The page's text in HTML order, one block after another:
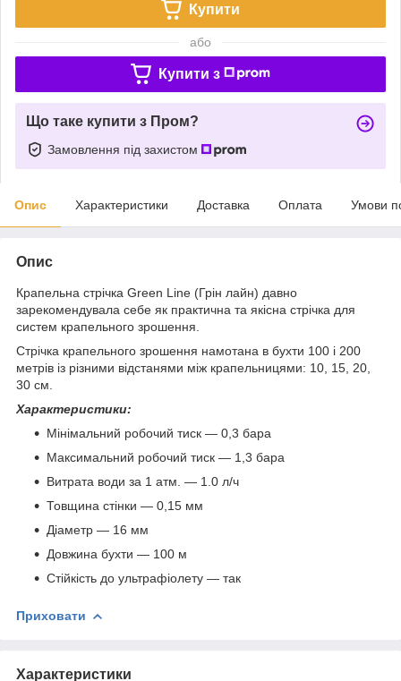
Купити
або
Купити з
Що таке купити з Пром?
Замовлення під захистом
Опис Характеристики Доставка Оплата Умови
Опис
Крапельна стрічка Green Line (Грін лайн) давно
зарекомендувала себе як практична та якісна стрічка для
систем крапельного зрошення.
Стрічка крапельного зрошення намотана в бухти 100 і 200
метрів із різними відстанями між крапельницями: 10, 15, 20,
30 см.
Характеристики:
Мінімальний робочий тиск — 0,3 бара
Максимальний робочий тиск — 1,3 бара
Витрата води за 1 атм. — 1.0 л/ч
Товщина стінки — 0,15 мм
Діаметр — 16 мм
Довжина бухти — 100 м
Стійкість до ультрафіолету — так
Приховати
Характеристики